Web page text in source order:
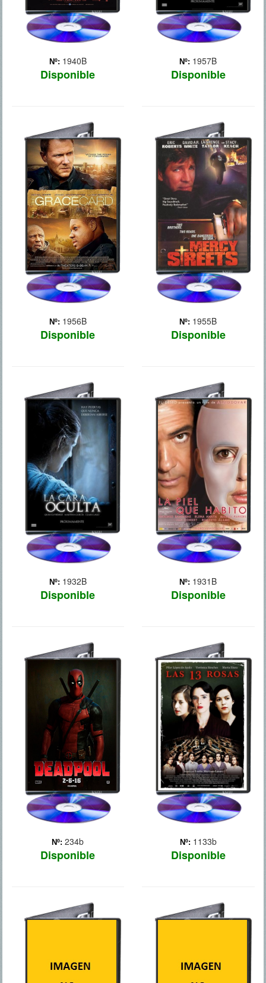
Nº: 1940B
Disponible
Nº: 1957B
Disponible
Nº: 1956B
Disponible
EL PODER DEL
PERDON
Nº: 1955B
Disponible
LA CALLE DEL
PERDON
Nº: 1932B
Disponible
LA CARA
OCULTA
Nº: 1931B
Disponible
LA PIEL QUE
HABITO
Nº: 234b
Disponible
MAS ALLA DE
LA DUDA
Nº: 1133b
Disponible
LAS 13 ROSAS